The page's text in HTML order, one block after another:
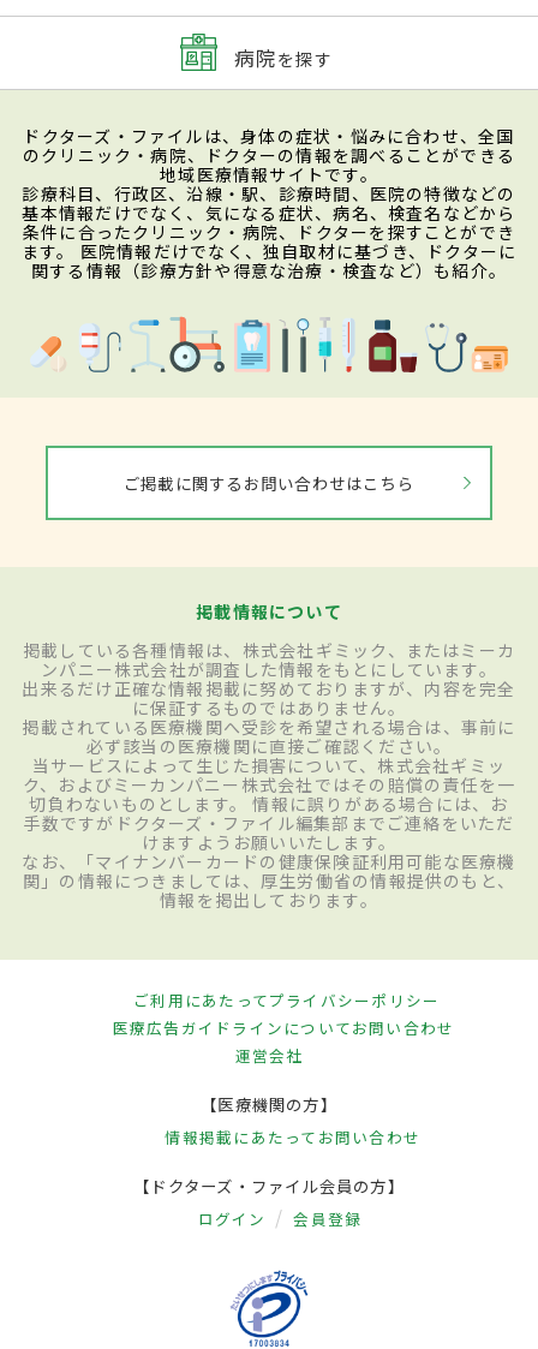
病院を探す
ドクターズ・ファイルは、身体の症状・悩みに合わせ、全国
のクリニック・病院、ドクターの情報を調べることができる
地域医療情報サイトです。
診療科目、行政区、沿線・駅、診療時間、医院の特徴などの
基本情報だけでなく、気になる症状、病名、検査名などから
条件に合ったクリニック・病院、ドクターを探すことができ
ます。 医院情報だけでなく、独自取材に基づき、ドクターに
関する情報（診療方針や得意な治療・検査など）も紹介。
ご掲載に関するお問い合わせはこちら
掲載情報について
掲載している各種情報は、株式会社ギミック、またはミーカ
ンパニー株式会社が調査した情報をもとにしています。
出来るだけ正確な情報掲載に努めておりますが、内容を完全
に保証するものではありません。
掲載されている医療機関へ受診を希望される場合は、事前に
必ず該当の医療機関に直接ご確認ください。
当サービスによって生じた損害について、株式会社ギミッ
ク、およびミーカンパニー株式会社ではその賠償の責任を一
切負わないものとします。 情報に誤りがある場合には、お
手数ですがドクターズ・ファイル編集部までご連絡をいただ
けますようお願いいたします。
なお、「マイナンバーカードの健康保険証利用可能な医療機
関」の情報につきましては、厚生労働省の情報提供のもと、
情報を掲出しております。
ご利用にあたってプライバシーポリシー
医療広告ガイドラインについてお問い合わせ
運営会社
【医療機関の方】
情報掲載にあたって お問い合わせ
【ドクターズ・ファイル会員の方】
ログイン 会員登録